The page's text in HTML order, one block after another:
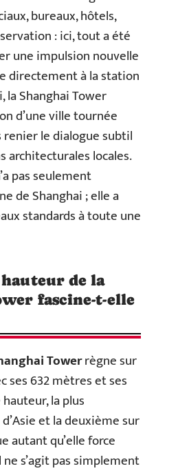
bureaux, hôtels,
: ici, tout a été
une impulsion nouvelle
directement à la station
Shanghai Tower
d’une ville tournée
renier le dialogue subtil
architecturales locales.
pas seulement
de Shanghai ; elle a
standards à toute une
de la
fascine-t-elle
Towerrègne sur
ses 632 mètres et ses
la plus
et la deuxième sur
autant qu’elle force
s’agit pas simplement